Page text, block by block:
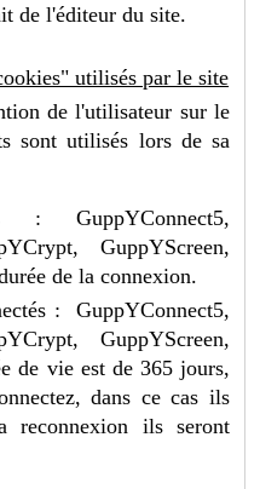
de l'éditeur du site.
utilisés par le site
de l'utilisateur sur le
sont utilisés lors de sa
GuppYConnect5,
GuppYScreen,
de la connexion.
: GuppYConnect5,
GuppYScreen,
de vie est de 365 jours,
dans ce cas ils
reconnexion ils seront